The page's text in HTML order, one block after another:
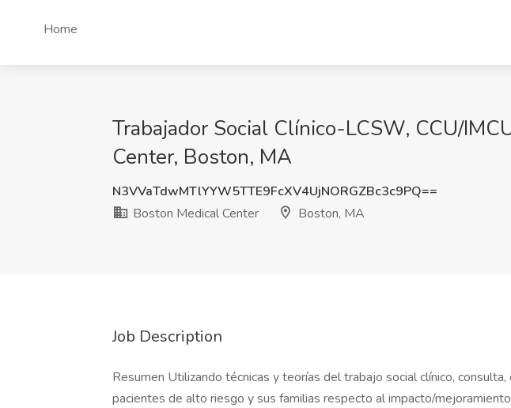
Home
Trabajador Social Clínico-LCSW, CCU/
Center, Boston, MA
N3VVaTdwMTlYYW5TTE9FcXV4UjNORGZBc3c9PQ==
Boston Medical Center
Boston, MA
Job Description
Resumen Utilizando técnicas y teorías del trabajo social clínico,
pacientes de alto riesgo y sus familias respecto al impacto/